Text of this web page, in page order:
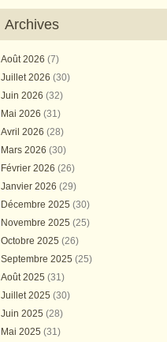
Archives
Août 2026 (7)
Juillet 2026 (30)
Juin 2026 (32)
Mai 2026 (31)
Avril 2026 (28)
Mars 2026 (30)
Février 2026 (26)
Janvier 2026 (29)
Décembre 2025 (30)
Novembre 2025 (25)
Octobre 2025 (26)
Septembre 2025 (25)
Août 2025 (31)
Juillet 2025 (30)
Juin 2025 (28)
Mai 2025 (31)